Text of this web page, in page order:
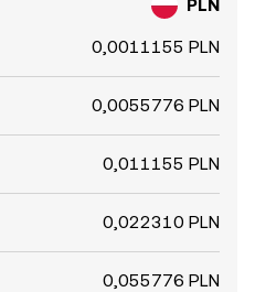
PLN
0,0011155 PLN
0,0055776 PLN
0,011155 PLN
0,022310 PLN
0,055776 PLN